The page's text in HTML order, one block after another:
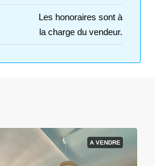
Les honoraires sont à
la charge du vendeur.
A VENDRE